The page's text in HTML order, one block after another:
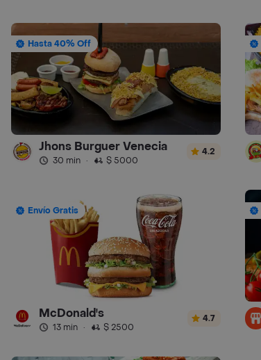
Hasta 40% Off
Jhons Burguer Venecia
30 min · $ 5000
4.2
Envío Gratis
McDonald's
13 min · $ 2500
4.7